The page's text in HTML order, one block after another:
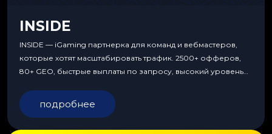
INSIDE
INSIDE — iGaming партнерка для команд и вебмастеров,
которые хотят масштабировать трафик. 2500+ офферов,
80+ GEO, быстрые выплаты по запросу, высокий уровень
подробнее